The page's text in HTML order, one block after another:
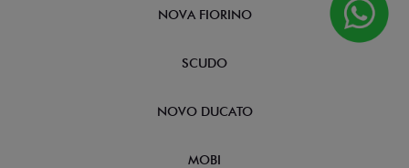
NOVA FIORINO
SCUDO
NOVO DUCATO
MOBI